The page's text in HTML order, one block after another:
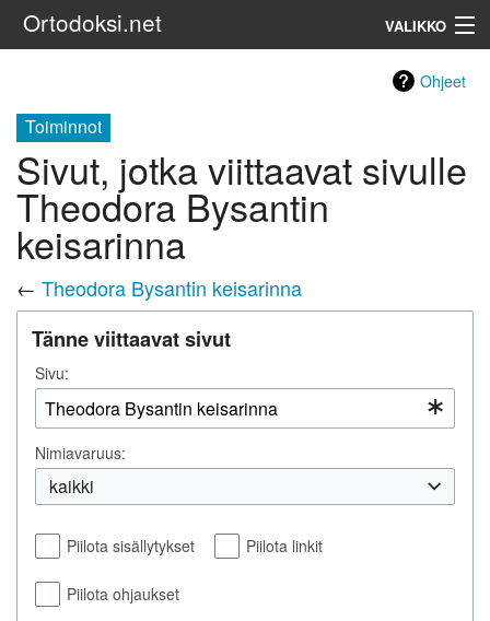
Ortodoksi.net VALIKKO
Ohjeet
Toiminnot
Sivut, jotka viittaavat sivulle
Theodora Bysantin
keisarinna
← Theodora Bysantin keisarinna
Tänne viittaavat sivut
Sivu:
Nimiavaruus:
kaikki
Piilota sisällytykset Piilota linkit
Piilota ohjaukset